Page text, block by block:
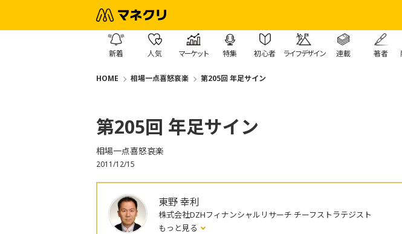
新着 人気 マーケット 特集 初心者 ライフデザイン 連載 著者
HOME 相場一点喜怒哀楽 第205回 年足サイン
第205回 年足サイン
相場一点喜怒哀楽
2011/12/15
東野 幸利
株式会社DZHフィナンシャルリサーチ チーフストラテジスト
もっと見る